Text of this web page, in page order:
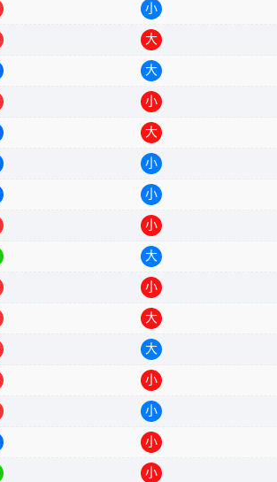
小
大
大
小
大
小
小
小
大
小
大
大
小
小
小
小